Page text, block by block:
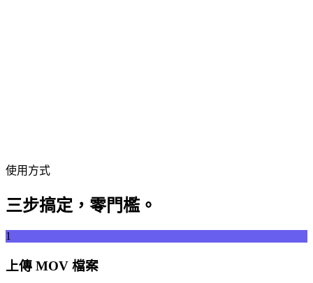
使用方式
三步搞定，零門檻。
1
上傳 MOV 檔案